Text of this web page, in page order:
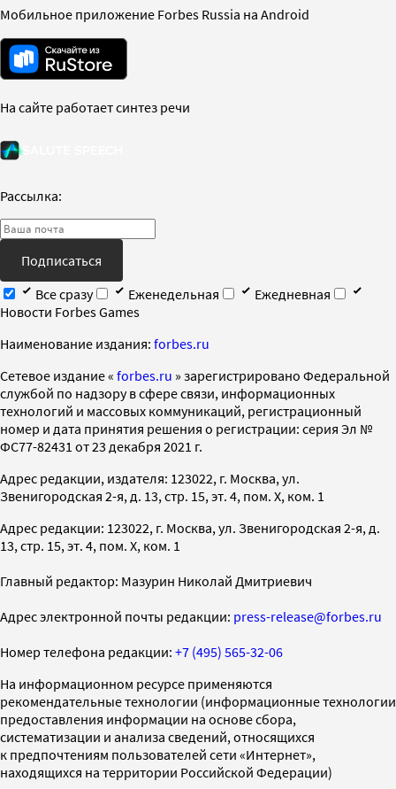
Мобильное приложение Forbes Russia на Android
На сайте работает синтез речи
Рассылка:
Подписаться
Все сразу
Еженедельная
Ежедневная
Новости Forbes Games
Наименование издания: forbes.ru
Cетевое издание « forbes.ru » зарегистрировано Федеральной
службой по надзору в сфере связи, информационных
технологий и массовых коммуникаций, регистрационный
номер и дата принятия решения о регистрации: серия Эл №
ФС77-82431 от 23 декабря 2021 г.
Адрес редакции, издателя: 123022, г. Москва, ул.
Звенигородская 2-я, д. 13, стр. 15, эт. 4, пом. X, ком. 1
Адрес редакции: 123022, г. Москва, ул. Звенигородская 2-я, д.
13, стр. 15, эт. 4, пом. X, ком. 1
Главный редактор: Мазурин Николай Дмитриевич
Адрес электронной почты редакции: press-release@forbes.ru
Номер телефона редакции: +7 (495) 565-32-06
На информационном ресурсе применяются
рекомендательные технологии (информационные технологии
предоставления информации на основе сбора,
систематизации и анализа сведений, относящихся
к предпочтениям пользователей сети «Интернет»,
находящихся на территории Российской Федерации)